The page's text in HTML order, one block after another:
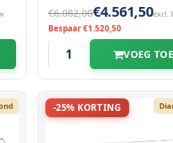
€6.082,00€4.561,50excl.
Bespaar €1.520,50
VOEG TOE
-25% KORTING